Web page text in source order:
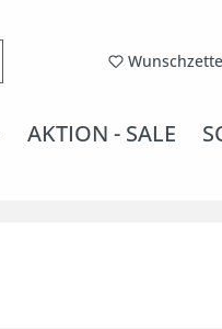
AKTION - SALE